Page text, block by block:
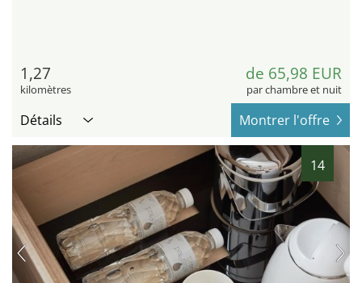
1,27
kilomètres
de 65,98 EUR
par chambre et nuit
Détails Montrer l'offre
14